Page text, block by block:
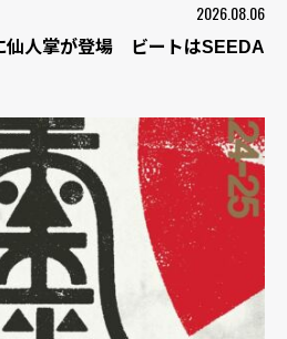
2026.08.06
仙人掌が登場 ビートはSEEDA